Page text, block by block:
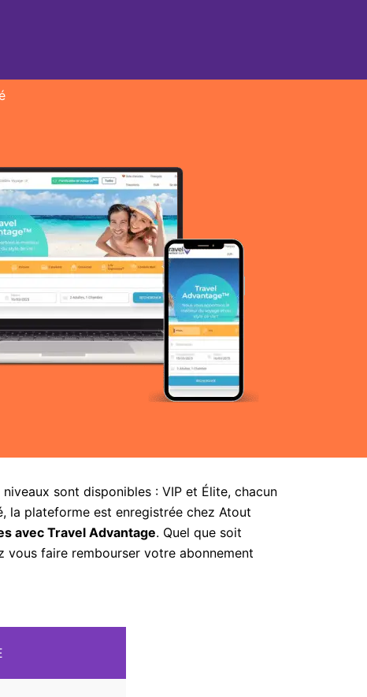
sont disponibles : VIP et Élite, chacun
la plateforme est enregistrée chez Atout
avec Travel Advantage. Quel que soit
vous faire rembourser votre abonnement